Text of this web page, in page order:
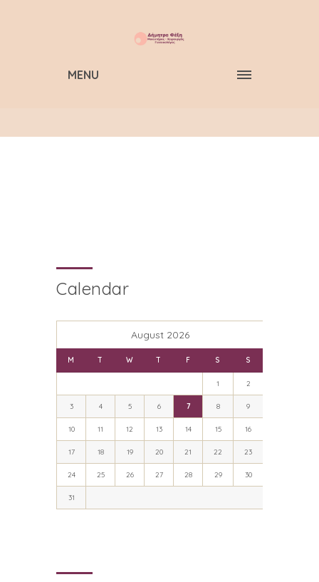
MENU
Calendar
August 2026
M T W T F S S
1 2
3 4 5 6 7 8 9
10 11 12 13 14 15 16
17 18 19 20 21 22 23
24 25 26 27 28 29 30
31